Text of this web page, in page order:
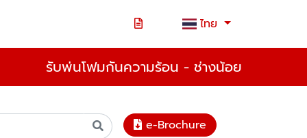
ไทย
รับพ่นโฟมกันความร้อน - ช่างน้อย
e-Brochure